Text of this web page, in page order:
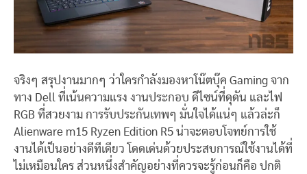
จริงๆ สรุปงานมากๆ ว่าใครกำลังมองหาโน๊ตบุ๊ค Gaming จาก
ทาง Dell ที่เน้นความแรง งานประกอบ ดีไซน์ที่ดุดัน และไฟ
RGB ที่สวยงาม การรับประกันเทพๆ มั่นใจได้แน่ๆ แล้วล่ะก็
Alienware m15 Ryzen Edition R5 น่าจะตอบโจทย์การใช้
งานได้เป็นอย่างดีทีเดียว โดดเด่นด้วยประสบการณ์ใช้งานได้ที่
ไม่เหมือนใคร ส่วนหนึ่งสำคัญอย่างที่ควรจะรู้ก่อนก็คือ ปกติ